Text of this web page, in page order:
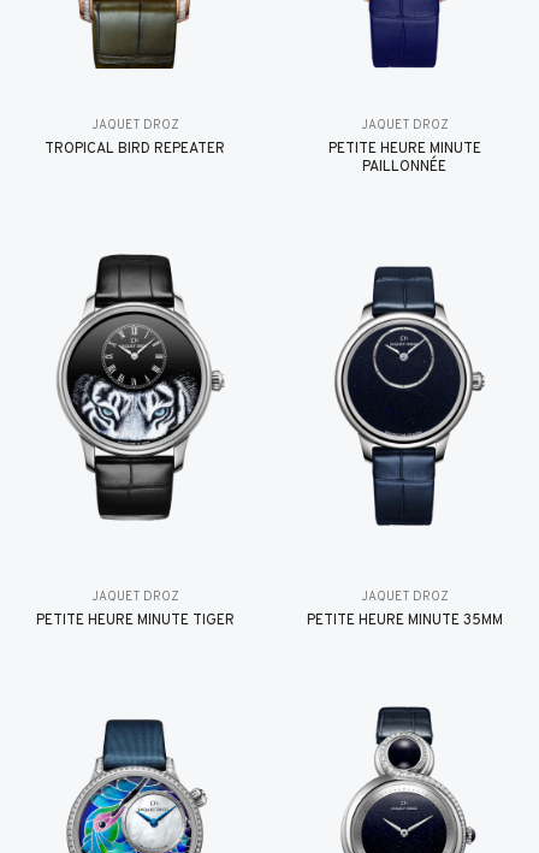
JAQUET DROZ
TROPICAL BIRD REPEATER
JAQUET DROZ
PETITE HEURE MINUTE
PAILLONNÉE
JAQUET DROZ
PETITE HEURE MINUTE TIGER
JAQUET DROZ
PETITE HEURE MINUTE 35MM